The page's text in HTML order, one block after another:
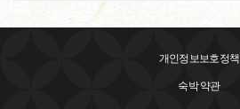
개인정보보호정책
숙박 약관